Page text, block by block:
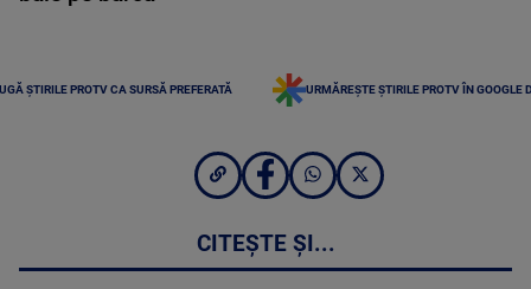
ȘTIRILE PROTV CA SURSĂ PREFERATĂ URMĂREȘTE ȘTIRILE PROTV ÎN GOOGLE
CITEȘTE ȘI...